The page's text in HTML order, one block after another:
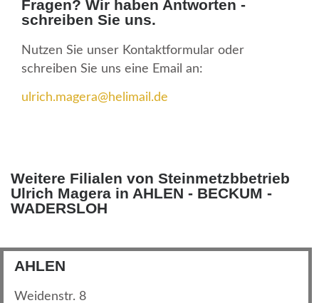
Fragen? Wir haben Antworten -
schreiben Sie uns.
Nutzen Sie unser Kontaktformular oder
schreiben Sie uns eine Email an:
ulrich.magera@helimail.de
Weitere Filialen von Steinmetzbbetrieb
Ulrich Magera in AHLEN - BECKUM -
WADERSLOH
AHLEN
Weidenstr. 8